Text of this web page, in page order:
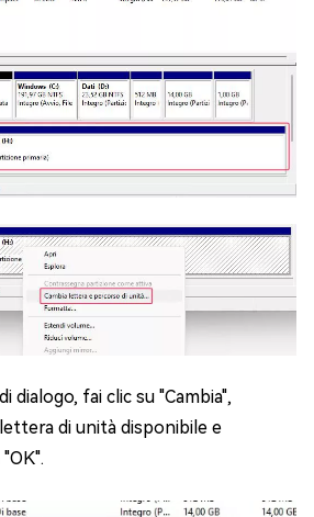
dialogo, fai clic su "Cambia",
di unità disponibile e